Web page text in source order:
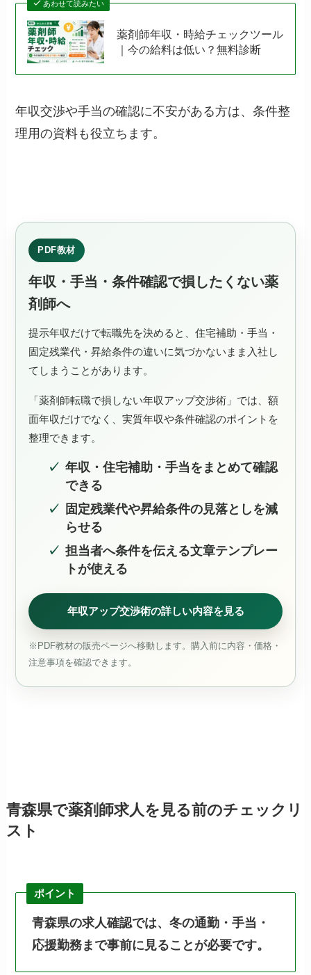
あわせて読みたい
薬剤師年収・時給チェックツール
｜今の給料は低い？無料診断
年収交渉や手当の確認に不安がある方は、条件整
理用の資料も役立ちます。
PDF教材
年収・手当・条件確認で損したくない薬
剤師へ
提示年収だけで転職先を決めると、住宅補助・手当・
固定残業代・昇給条件の違いに気づかないまま入社し
てしまうことがあります。
「薬剤師転職で損しない年収アップ交渉術」では、額
面年収だけでなく、実質年収や条件確認のポイントを
整理できます。
年収・住宅補助・手当をまとめて確認
できる
固定残業代や昇給条件の見落としを減
らせる
担当者へ条件を伝える文章テンプレー
トが使える
年収アップ交渉術の詳しい内容を見る
※PDF教材の販売ページへ移動します。購入前に内容・価格・
注意事項を確認できます。
青森県で薬剤師求人を見る前のチェックリ
スト
ポイント
青森県の求人確認では、冬の通勤・手当・
応援勤務まで事前に見ることが必要です。